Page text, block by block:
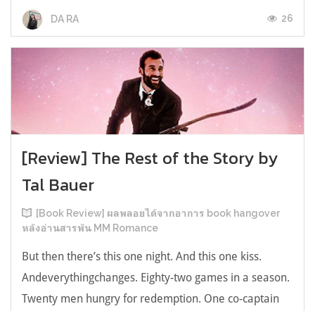
DA RA 26
[Review] The Rest of the Story by
Tal Bauer
[Book Review] ผลพลอยได้จากอาการ book hangover
หลังอ่านสารพัน MM Romance
But then there’s this one night. And this one kiss.
Andeverythingchanges. Eighty-two games in a season.
Twenty men hungry for redemption. One co-captain